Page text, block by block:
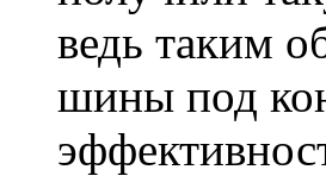
ведь таким
шины под